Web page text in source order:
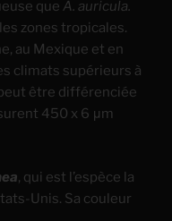
que A. auricula.
zones tropicales.
au Mexique et en
climats supérieurs à
être différenciée
450 x 6 μm
, qui est l’espèce la
Unis. Sa couleur